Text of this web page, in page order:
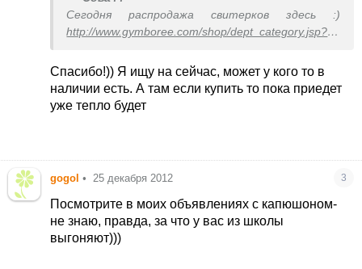
Сегодня распродажа свитерков здесь :)
http://www.gymboree.com/shop/dept_category.jsp?
Вам нужен размер L на 12 лет, рост 142-152
Спасибо!)) Я ищу на сейчас, может у кого то в
наличии есть. А там если купить то пока приедет
уже тепло будет
gogol • 25 декабря 2012 3
Посмотрите в моих объявлениях с капюшоном-
не знаю, правда, за что у вас из школы
выгоняют)))